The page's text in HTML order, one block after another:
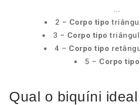
...
2 – Corpo tipo
3 – Corpo tipo
4 – Corpo tipo
5 – Corpo tipo
Qual o biquíni